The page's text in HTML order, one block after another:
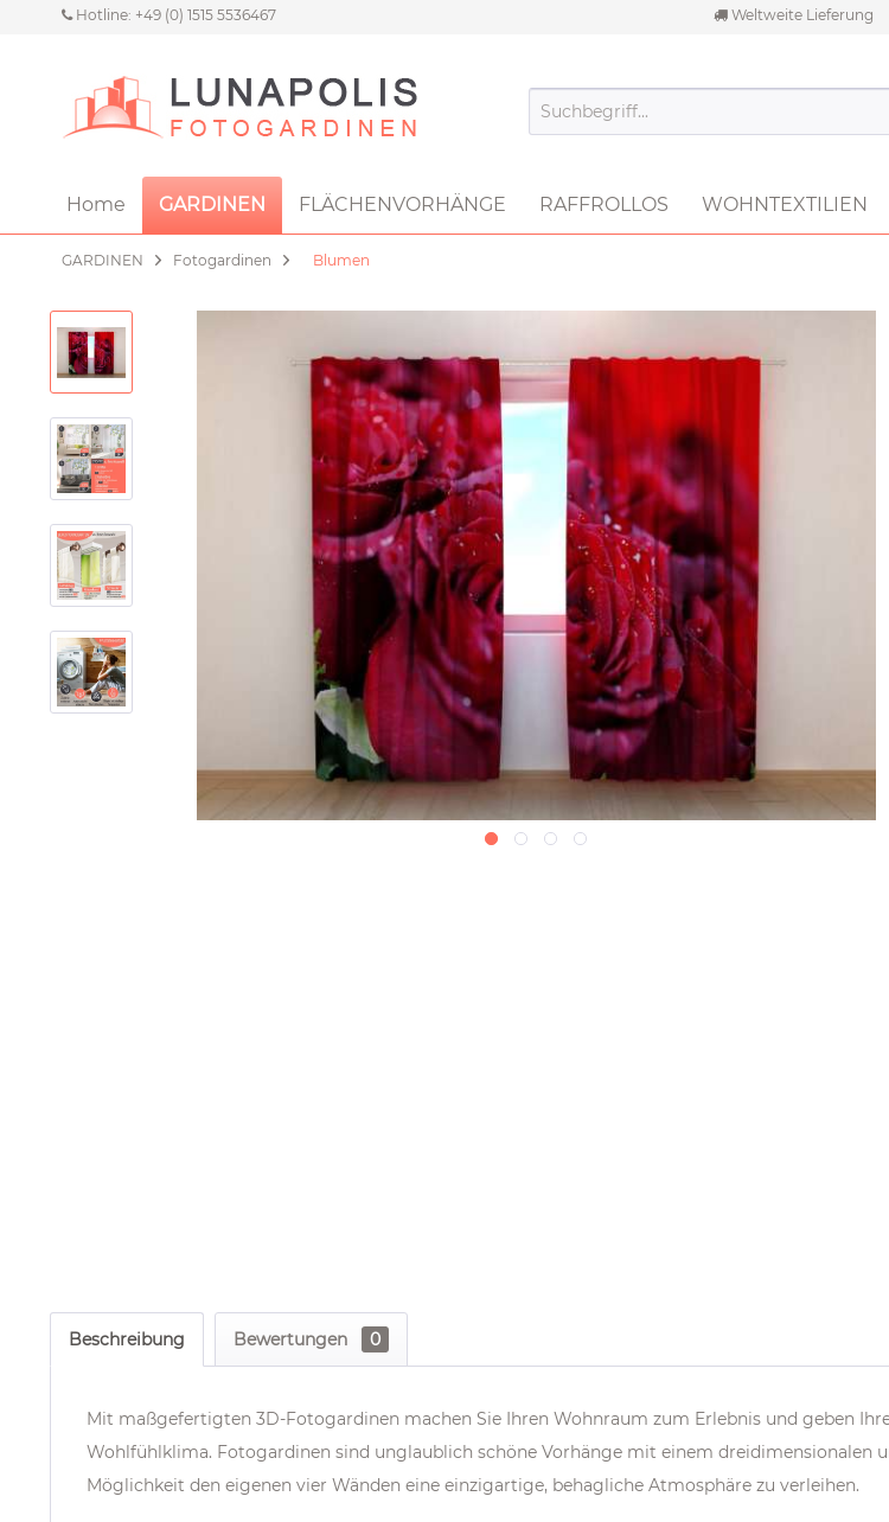
Hotline: +49 (0) 1515 5536467 Weltweite Lieferung
Home GARDINEN FLÄCHENVORHÄNGE RAFFROLLOS WOHNTEXTILIEN
GARDINEN Fotogardinen Blumen
Beschreibung Bewertungen 0
Mit maßgefertigten 3D-Fotogardinen machen Sie Ihren Wohnraum zum Erlebnis und geben
Wohlfühlklima. Fotogardinen sind unglaublich schöne Vorhänge mit einem dreidimensionalen
Möglichkeit den eigenen vier Wänden eine einzigartige, behagliche Atmosphäre zu verleihen.